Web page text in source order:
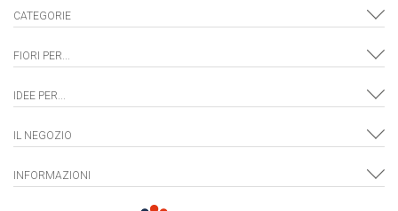
CATEGORIE
FIORI PER...
IDEE PER...
IL NEGOZIO
INFORMAZIONI